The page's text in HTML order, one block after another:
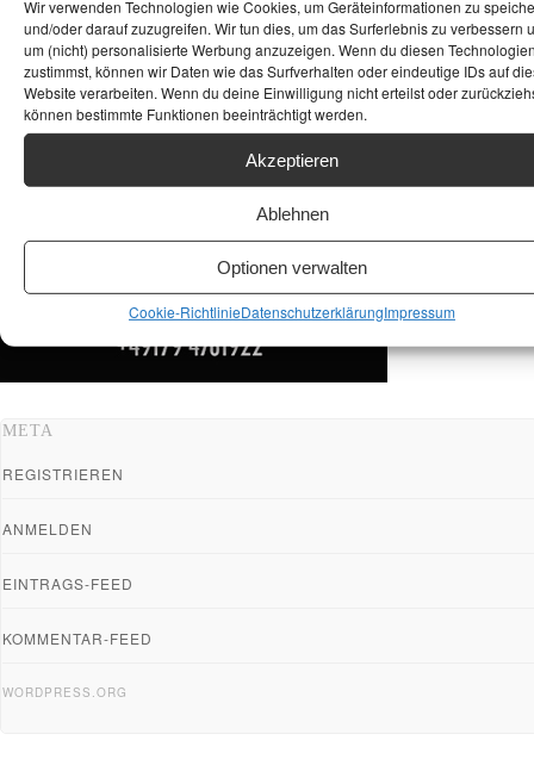
Wir verwenden Technologien wie Cookies, um Geräteinformationen zu
und/oder darauf zuzugreifen. Wir tun dies, um das Surferlebnis zu verbessern
um (nicht) personalisierte Werbung anzuzeigen. Wenn du diesen
zustimmst, können wir Daten wie das Surfverhalten oder eindeutige IDs auf
Website verarbeiten. Wenn du deine Einwilligung nicht erteilst oder
können bestimmte Funktionen beeinträchtigt werden.
Akzeptieren
Ablehnen
Optionen verwalten
Cookie-RichtlinieDatenschutzerklärungImpressum
META
REGISTRIEREN
ANMELDEN
EINTRAGS-FEED
KOMMENTAR-FEED
WORDPRESS.ORG